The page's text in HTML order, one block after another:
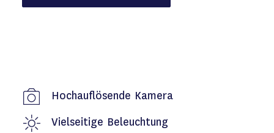
Hochauflösende Kamera
Vielseitige Beleuchtung